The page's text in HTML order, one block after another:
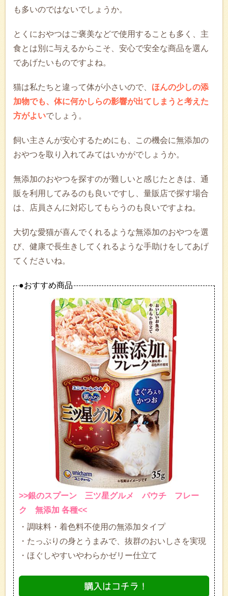
も多いのではないでしょうか。
とくにおやつはご褒美などで使用することも多く、主
食とは別に与えるからこそ、安心で安全な商品を選ん
であげたいものですよね。
猫は私たちと違って体が小さいので、 ほんの少しの添
加物でも、体に何かしらの影響が出てしまうと考えた
方がよいでしょう。
飼い主さんが安心するためにも、この機会に無添加の
おやつを取り入れてみてはいかがでしょうか。
無添加のおやつを探すのが難しいと感じたときは、通
販を利用してみるのも良いですし、量販店で探す場合
は、店員さんに対応してもらうのも良いですよね。
大切な愛猫が喜んでくれるような無添加のおやつを選
び、健康で長生きしてくれるような手助けをしてあげ
てくださいね。
●おすすめ商品
>>銀のスプーン 三ツ星グルメ パウチ フレー
ク 無添加 各種<<
・調味料・着色料不使用の無添加タイプ
・たっぷりの身とうまみで、抜群のおいしさを実現
・ほぐしやすいやわらかゼリー仕立て